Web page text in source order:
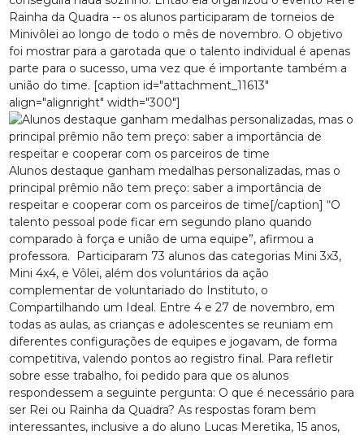
Rainha da Quadra -- os alunos participaram de torneios de
Minivôlei ao longo de todo o mês de novembro. O objetivo
foi mostrar para a garotada que o talento individual é apenas
parte para o sucesso, uma vez que é importante também a
união do time. [caption id="attachment_11613"
align="alignright" width="300"]
Alunos destaque ganham medalhas personalizadas, mas o
principal prêmio não tem preço: saber a importância de
respeitar e cooperar com os parceiros de time[/caption] “O
talento pessoal pode ficar em segundo plano quando
comparado à força e união de uma equipe”, afirmou a
professora. Participaram 73 alunos das categorias Mini 3x3,
Mini 4x4, e Vôlei, além dos voluntários da ação
complementar de voluntariado do Instituto, o
Compartilhando um Ideal. Entre 4 e 27 de novembro, em
todas as aulas, as crianças e adolescentes se reuniam em
diferentes configurações de equipes e jogavam, de forma
competitiva, valendo pontos ao registro final. Para refletir
sobre esse trabalho, foi pedido para que os alunos
respondessem a seguinte pergunta: O que é necessário para
ser Rei ou Rainha da Quadra? As respostas foram bem
interessantes, inclusive a do aluno Lucas Meretika, 15 anos,